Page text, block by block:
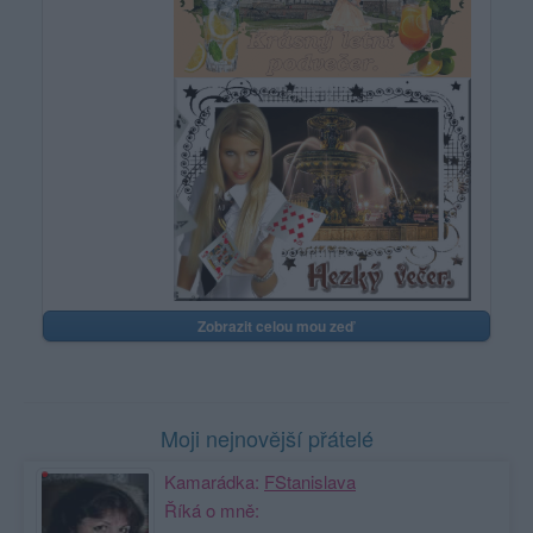
Zobrazit celou mou zeď
Moji nejnovější přátelé
Kamarádka: FStanislava
Říká o mně: